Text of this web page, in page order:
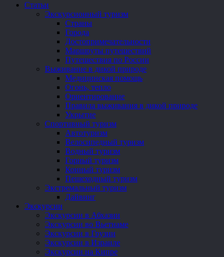
Статьи
Экскурсионный туризм
Страны
Города
Достопримечательности
Маршруты путешествий
Путешествия по России
Выживание в дикой природе
Медицинская помощь
Огонь, тепло
Ориентирование
Правила выживания в дикой природе
Укрытие
Спортивный туризм
Автотуризм
Велосипедный туризм
Водный туризм
Горный туризм
Конный туризм
Пешеходный туризм
Экстремальный туризм
Дайвинг
Экскурсии
Экскурсии в Абхазии
Экскурсии во Вьетнаме
Экскурсии в Грузии
Экскурсии в Израиле
Экскурсии на Кипре